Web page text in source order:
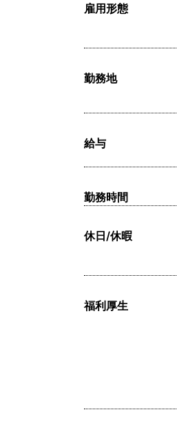
雇用形態
勤務地
給与
勤務時間
休日/休暇
福利厚生